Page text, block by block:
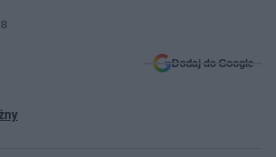
Dodaj do Google